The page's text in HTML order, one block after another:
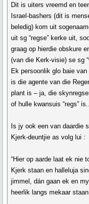
Dit is uiters vreemd en
Israel-bashers (dit is
beledig) kom uit
uit sg “regse” kerke uit,
graag op hierdie obskure
(van die Kerk-visie) se sg
Ek persoonlik glo baie
is die agente van die
plant is – ja, die
of hulle kwansuis “regs”
Is jy ook een van daardie
Kjerk-deuntjie as volg lui :
“Hier op aarde laat ek nie
Kjerk staan en halleluja
jimmel, dán gaan ek en
heerlik langs mekaar